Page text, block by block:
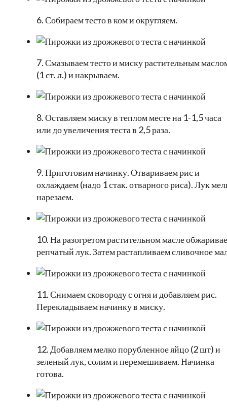
6. Собираем тесто в ком и округляем.
7. Смазываем тесто и миску растительным
(1 ст. л.) и накрываем.
8. Оставляем миску в теплом месте на 1-1,5 часа
или до увеличения теста в 2,5 раза.
9. Приготовим начинку. Отвариваем рис и
охлаждаем (надо 1 стак. отварного риса). Лук
нарезаем.
10. На разогретом растительном масле
репчатый лук. Затем растапливаем сливочное
11. Снимаем сковороду с огня и добавляем рис.
Перекладываем начинку в миску.
12. Добавляем мелко порубленное яйцо (2 шт) и
зеленый лук, солим и перемешиваем. Начинка
готова.